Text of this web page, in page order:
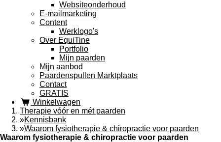
Websiteonderhoud
E-mailmarketing
Content
Werklogo's
Over EquiTine
Portfolio
Mijn paarden
Mijn aanbod
Paardenspullen Marktplaats
Contact
GRATIS
Winkelwagen
Therapie vóór en mét paarden
»Kennisbank
»Waarom fysiotherapie & chiropractie voor paarden
Waarom fysiotherapie & chiropractie voor paarden